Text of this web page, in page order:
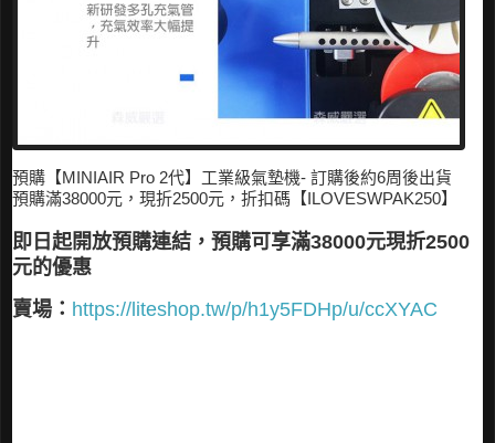
預購【MINIAIR Pro 2代】工業級氣墊機- 訂購後約6周後出貨
預購滿38000元，現折2500元，折扣碼【ILOVESWPAK250】
即日起開放預購連結，預購可享滿38000元現折2500
元的優惠
賣場： https://liteshop.tw/p/h1y5FDHp/u/ccXYAC